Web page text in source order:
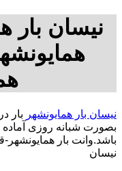
نیسان بار
نیسان بار همایونشهر بار
بصورت شبانه روزی
باشد.وانت بار
نیسان